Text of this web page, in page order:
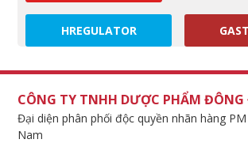
HREGULATOR
CÔNG TY TNHH DƯỢC PHẨM
Đại diện phân phối độc quyền nhãn hàng
Nam